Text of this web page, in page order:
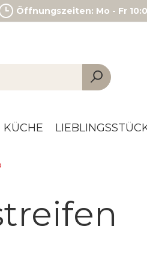
Öffnungszeiten: Mo - Fr
KÜCHE